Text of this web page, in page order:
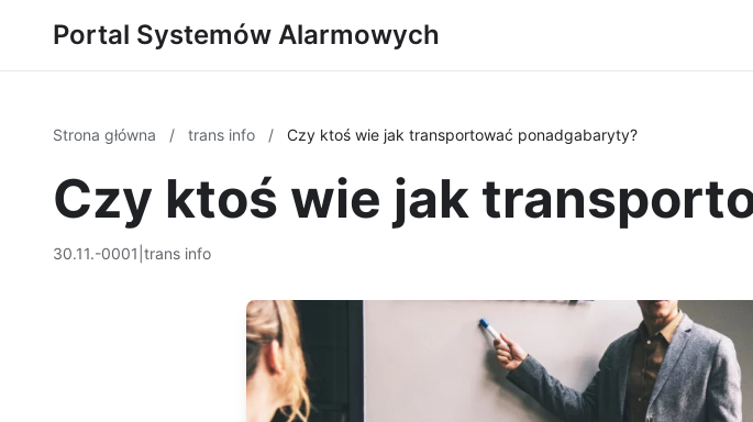
Portal Systemów Alarmowych
Strona główna / trans info / Czy ktoś wie jak transportować ponadgabaryty?
Czy ktoś wie jak
30.11.-0001 trans info